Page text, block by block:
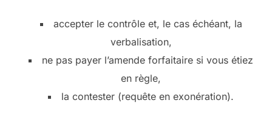
accepter le contrôle et, le cas échéant, la
verbalisation,
ne pas payer l’amende forfaitaire si vous étiez
en règle,
la contester (requête en exonération).